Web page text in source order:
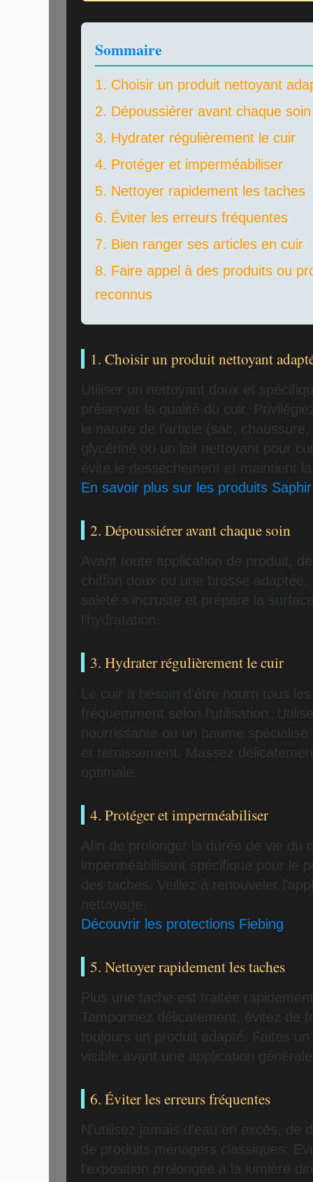
Sommaire
1. Choisir un produit nettoyant
2. Dépoussiérer avant chaque soin
3. Hydrater régulièrement le cuir
4. Protéger et imperméabiliser
5. Nettoyer rapidement les taches
6. Éviter les erreurs fréquentes
7. Bien ranger ses articles en cuir
8. Faire appel à des produits ou
reconnus
1. Choisir un produit nettoyant
Utiliser un nettoyant doux et
préserver la qualité du cuir.
la nature de l'article (sac,
glycériné ou un lait nettoyant pour
évite le dessèchement et maintient
En savoir plus sur les produits Saphir
2. Dépoussiérer avant chaque soin
Avant toute application de produit,
chiffon doux ou une brosse
saleté s'incruste et prépare la
l'hydratation.
3. Hydrater régulièrement le cuir
Le cuir a besoin d'être nourri tous
fréquemment selon l'utilisation.
nourrissante ou un baume
et ternissement. Massez
optimale.
4. Protéger et imperméabiliser
Afin de prolonger la durée de vie du
imperméabilisant spécifique pour le
des taches. Veillez à renouveler
nettoyage.
Découvrir les protections Fiebing
5. Nettoyer rapidement les taches
Plus une tache est traitée
Tamponnez délicatement, évitez de
toujours un produit adapté. Faites
visible avant une application
6. Éviter les erreurs fréquentes
N'utilisez jamais d'eau en excès, de
de produits ménagers classiques.
l'exposition prolongée à la lumière